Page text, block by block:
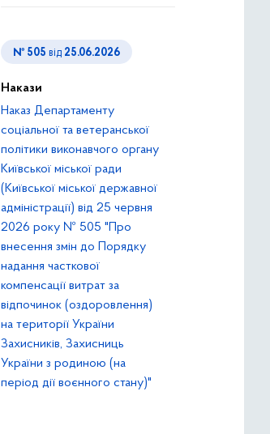
№ 505 від 25.06.2026
Накази
Наказ Департаменту
соціальної та ветеранської
політики виконавчого органу
Київської міської ради
(Київської міської державної
адміністрації) від 25 червня
2026 року № 505 "Про
внесення змін до Порядку
надання часткової
компенсації витрат за
відпочинок (оздоровлення)
на території України
Захисників, Захисниць
України з родиною (на
період дії воєнного стану)"